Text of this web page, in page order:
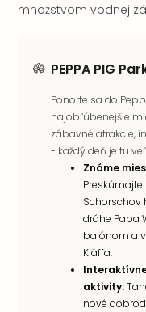
množstvom vodnej
PEPPA PIG
Ponorte sa do
najobľúbenejšie
zábavné atrakcie,
- každý deň je tu
Známe
Schorschov
dráhe Papa
balónom a
Kläffa.
aktivity:
nové